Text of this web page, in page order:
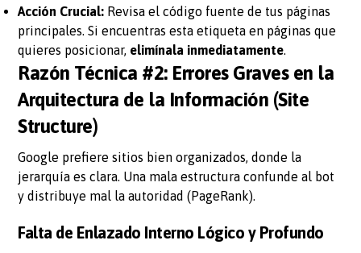
Acción Crucial: Revisa el código fuente de tus páginas
principales. Si encuentras esta etiqueta en páginas que
quieres posicionar, elimínala inmediatamente.
Razón Técnica #2: Errores Graves en la
Arquitectura de la Información (Site
Structure)
Google prefiere sitios bien organizados, donde la
jerarquía es clara. Una mala estructura confunde al bot
y distribuye mal la autoridad (PageRank).
Falta de Enlazado Interno Lógico y Profundo